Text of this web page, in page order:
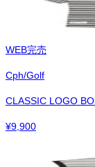
WEB完売
Cph/Golf
CLASSIC LOGO
¥9,900